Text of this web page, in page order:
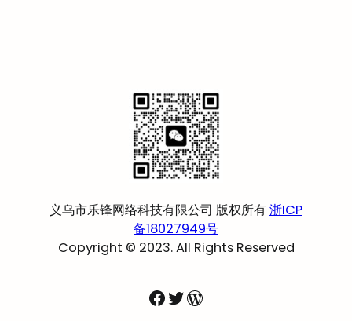
义乌市乐锋网络科技有限公司 版权所有浙ICP
备18027949号
Copyright © 2023. All Rights Reserved
Facebook
Twitter
WordPress